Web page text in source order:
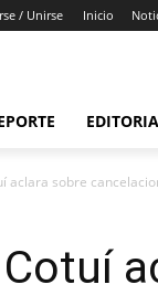
/ Unirse Inicio
aclara sobre